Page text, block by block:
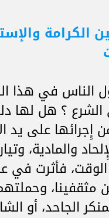
الكرامة
الناس في هذا
الشرع ؟ هل لها
إِجرائها على يد
والمادية،
فأثرت في
مثقفينا،
الجاحد، أو